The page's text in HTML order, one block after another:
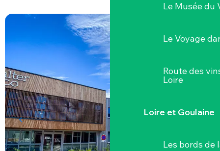
Le Musée du
Le Voyage
Route des
Loire
Loire et Goulaine
Les bords de